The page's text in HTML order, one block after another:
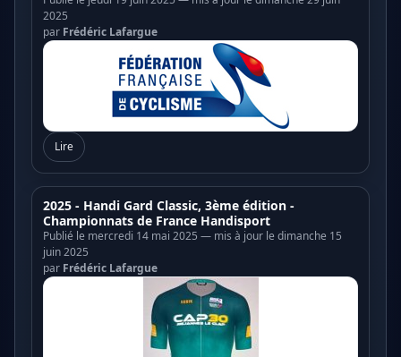
2025
par Frédéric Lafargue
Lire
2025 - Handi Gard Classic, 3ème édition -
Championnats de France Handisport
Publié le mercredi 14 mai 2025 — mis à jour le dimanche 15
juin 2025
par Frédéric Lafargue